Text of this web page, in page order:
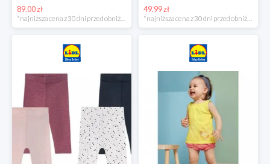
89.00 zł
*najniższa cena z 30 dni przed obniżką
49.99 zł
*najniższa cena z 30 dni przed obniżką